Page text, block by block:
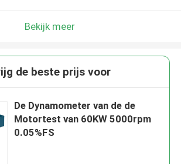
Bekijk meer
de beste prijs voor
De Dynamometer van de de
Motortest van 60KW 5000rpm
0.05%FS